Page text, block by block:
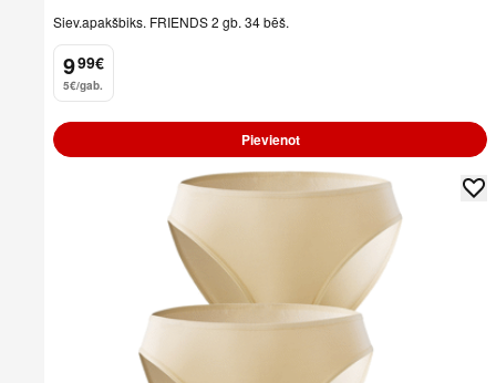
Siev.apakšbiks. FRIENDS 2 gb. 34 bēš.
9
. 99€
5€/gab.
Pievienot